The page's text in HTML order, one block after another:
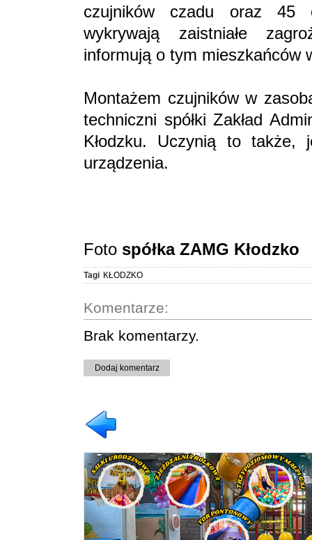
czujników czadu oraz 45
wykrywają zaistniałe
informują o tym mieszkańców
Montażem czujników w
techniczni spółki Zakład
Kłodzku. Uczynią to także,
urządzenia.
Foto spółka ZAMG Kłodzko
Tagi KŁODZKO
Komentarze:
Brak komentarzy.
Dodaj komentarz